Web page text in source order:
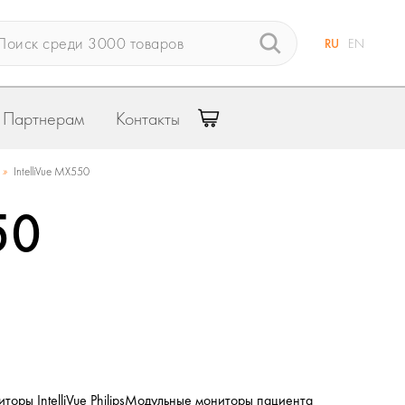
RU EN
Партнерам Контакты
» IntelliVue MX550
IntelliVue PhilipsМодульные мониторы пациента